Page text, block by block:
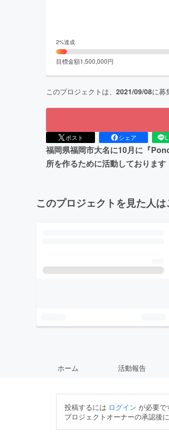
2%達成
目標金額1,500,000円
このプロジェクトは、 2021/09/08に募
ポスト シェア
福岡県福岡市大名に10月に『
所を作るために活動しておりま
このプロジェクトを見た人
ホーム 活動報告
投稿するには ログイン が必要で
プロジェクトオーナーの承認後